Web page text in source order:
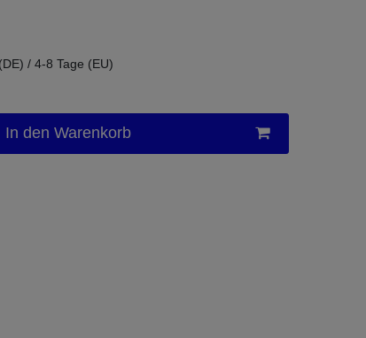
/ 4-8 Tage (EU)
In den Warenkorb